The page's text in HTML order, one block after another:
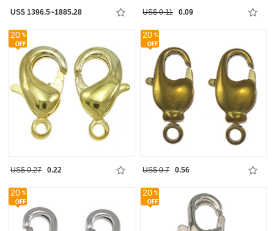
US$ 1396.5~1885.28 US$ 0.11 0.09
20
US$ 0.27 0.22
20
US$ 0.7 0.56
20 20